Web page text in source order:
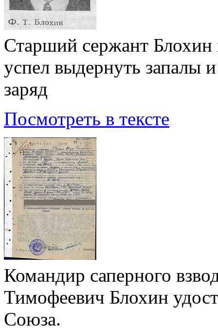
Старший сержант Блохин
успел выдернуть запалы
заряд
Посмотреть в тексте
Командир саперного
Тимофеевич Блохин
Союза.